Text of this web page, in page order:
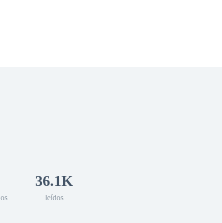
36.1K
leídos